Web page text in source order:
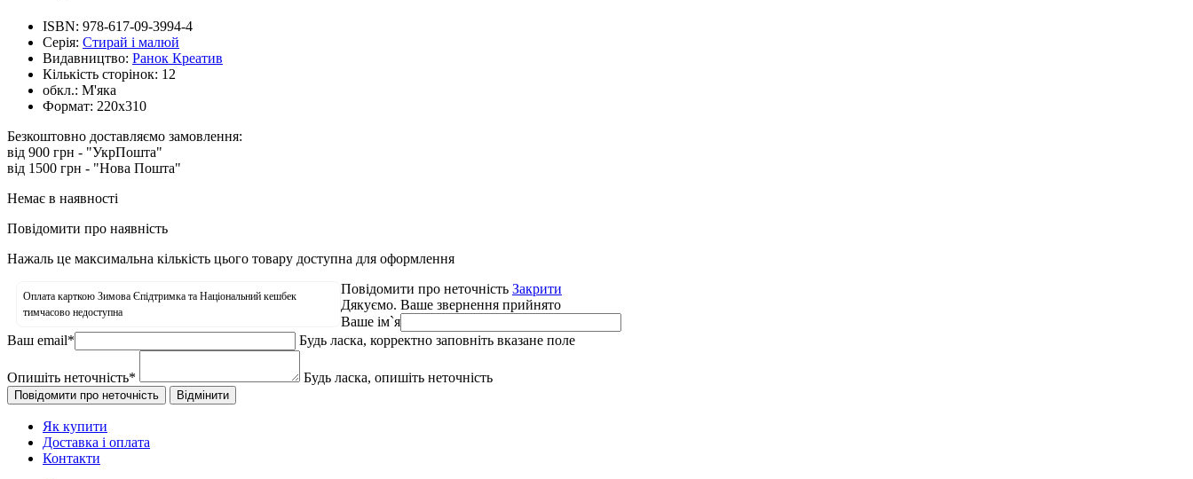
ISBN: 978-617-09-3994-4
Серія: Стирай і малюй
Видавництво: Ранок Креатив
Кількість сторінок: 12
обкл.: М'яка
Формат: 220х310
Безкоштовно доставляємо замовлення:
від 900 грн - "УкрПошта"
від 1500 грн - "Нова Пошта"
Немає в наявності
Повідомити про наявність
Нажаль це максимальна кількість цього товару доступна для оформлення
Оплата карткою Зимова Єпідтримка та Національний кешбек
тимчасово недоступна
Повідомити про неточність Закрити
Дякуємо. Ваше звернення прийнято
Ваше ім`я
Ваш email* Будь ласка, корректно заповніть вказане поле
Опишіть неточність* Будь ласка, опишіть неточність
Як купити
Доставка і оплата
Контакти